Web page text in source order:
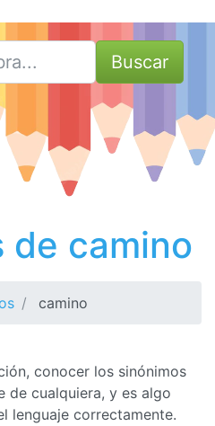
Buscar
de camino
camino
conocer los sinónimos
de cualquiera, y es algo
lenguaje correctamente.